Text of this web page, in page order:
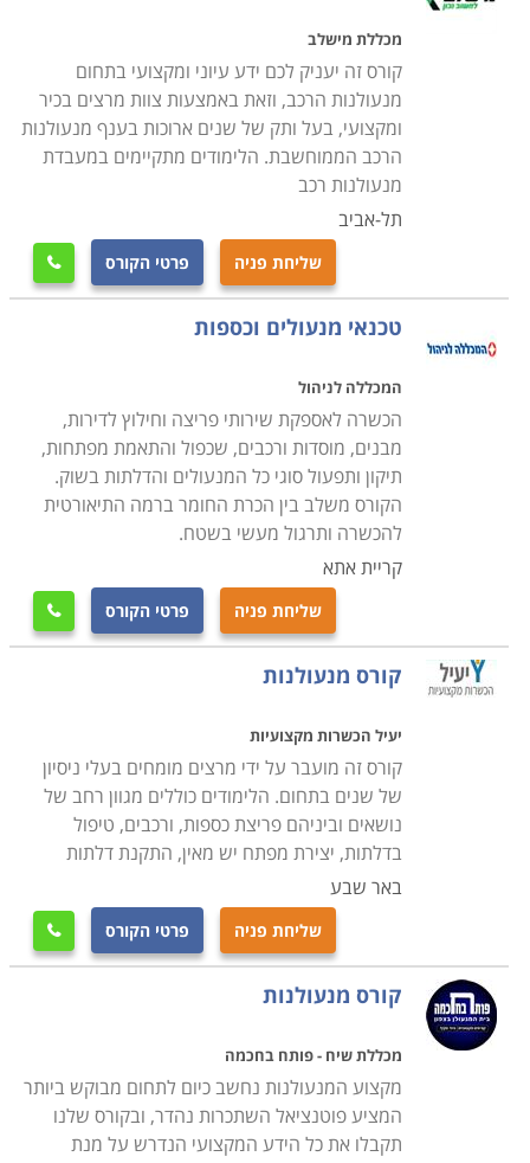
לימודי קורס מנעולנות מתקיימים במרכזי לימוד רבים,
בתכניות לימודים אישיות עם לווי מקצועי צמוד, כאשר חשוב
לוודא כי מקום הלימודים הינו עם וותק והמורים הינם מנוסים
בתחום, כמו גם כי התעודה הניתנת בסיומו של הקורס הינו
מקצועית ומוכרת בחברות המובילות בתחום זה.
בחלק ממוסדות הלימוד קיימת מערכת השמה של כוח אדם,
אשר מטרתה לסייע למסיימים את הקורס בהצלחה למצוא
מקום עבודה ולהשתלב מייד בשוק העבודה, לכן רצוי לבחור
קורס מנעולן במוסד לימודי אשר מעניק את השירות הזה על
מנת שתוכלו להתחיל בקריירה מצליחה מייד לאחר הקורס.
מכללת מישלב
קורס זה יעניק לכם ידע עיוני ומקצועי בתחום
מנעולנות הרכב, וזאת באמצעות צוות מרצים בכיר
ומקצועי, בעל ותק של שנים ארוכות בענף מנעולנות
הרכב הממוחשבת. הלימודים מתקיימים במעבדת
מנעולנות רכב
תל-אביב
שליחת פניה פרטי הקורס 
טכנאי מנעולים וכספות
המכללה לניהול
הכשרה לאספקת שירותי פריצה וחילוץ לדירות,
מבנים, מוסדות ורכבים, שכפול והתאמת מפתחות,
תיקון ותפעול סוגי כל המנעולים והדלתות בשוק.
הקורס משלב בין הכרת החומר ברמה התיאורטית
להכשרה ותרגול מעשי בשטח.
קריית אתא
שליחת פניה פרטי הקורס 
קורס מנעולנות
יעיל הכשרות מקצועיות
קורס זה מועבר על ידי מרצים מומחים בעלי ניסיון
של שנים בתחום. הלימודים כוללים מגוון רחב של
נושאים וביניהם פריצת כספות, ורכבים, טיפול
בדלתות, יצירת מפתח יש מאין, התקנת דלתות
באר שבע
שליחת פניה פרטי הקורס 
קורס מנעולנות
מכללת שיח - פותח בחכמה
מקצוע המנעולנות נחשב כיום לתחום מבוקש ביותר
המציע פוטנציאל השתכרות נהדר, ובקורס שלנו
תקבלו את כל הידע המקצועי הנדרש על מנת